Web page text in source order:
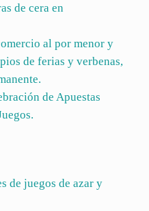
de cera en
al por menor y
de ferias y verbenas,
de Apuestas
de juegos de azar y